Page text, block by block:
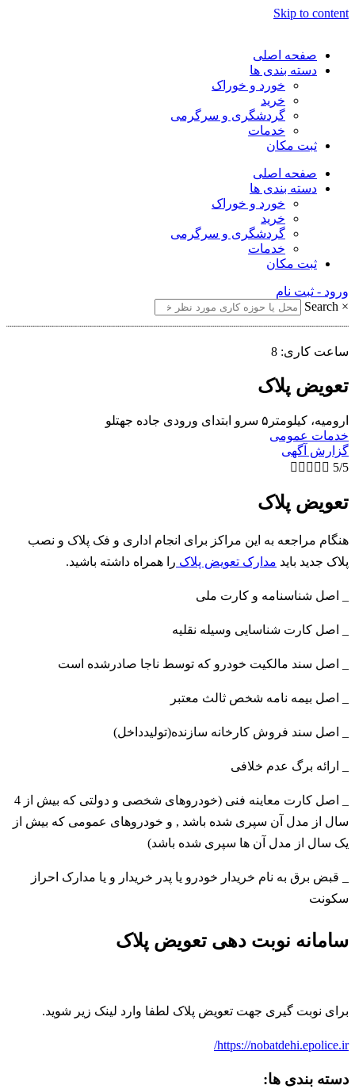
Skip to content
صفحه اصلی
دسته بندی ها
خورد و خوراک
خرید
گردشگری و سرگرمی
خدمات
ثبت مکان
صفحه اصلی
دسته بندی ها
خورد و خوراک
خرید
گردشگری و سرگرمی
خدمات
ثبت مکان
ورود - ثبت نام
×
Search
ساعت کاری: 8
تعویض پلاک
ارومیه، کیلومتر۵ سرو ابتدای ورودی جاده جهتلو
خدمات عمومی
گزارش آگهی
     5/5
تعویض پلاک
هنگام مراجعه به این مراکز برای انجام اداری و فک پلاک و نصب
پلاک جدید باید مدارک تعویض پلاک را همراه داشته باشید.
_ اصل شناسنامه و کارت ملی
_ اصل کارت شناسایی وسیله نقلیه
_ اصل سند مالکیت خودرو که توسط ناجا صادرشده است
_ اصل بیمه نامه شخص ثالث معتبر
_ اصل سند فروش کارخانه سازنده(تولیدداخل)
_ ارائه برگ عدم خلافی
_ اصل کارت معاینه فنی (خودروهای شخصی و دولتی که بیش از 4
سال از مدل آن سپری شده باشد , و خودروهای عمومی که بیش از
یک سال از مدل آن ها سپری شده باشد)
_ قبض برق به نام خریدار خودرو یا پدر خریدار و یا مدارک احراز
سکونت
سامانه نوبت دهی تعویض پلاک
برای نوبت گیری جهت تعویض پلاک لطفا وارد لینک زیر شوید.
https://nobatdehi.epolice.ir/
دسته بندی ها: